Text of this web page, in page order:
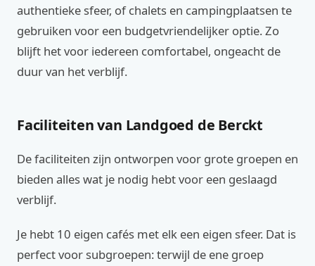
authentieke sfeer, of chalets en campingplaatsen te
gebruiken voor een budgetvriendelijker optie. Zo
blijft het voor iedereen comfortabel, ongeacht de
duur van het verblijf.
Faciliteiten van Landgoed de Berckt
De faciliteiten zijn ontworpen voor grote groepen en
bieden alles wat je nodig hebt voor een geslaagd
verblijf.
Je hebt 10 eigen cafés met elk een eigen sfeer. Dat is
perfect voor subgroepen: terwijl de ene groep